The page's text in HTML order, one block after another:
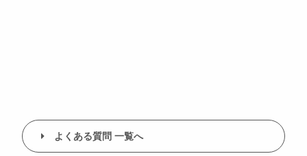
ペットボトルホルダー万年カレンダー
よくある質問 一覧へ